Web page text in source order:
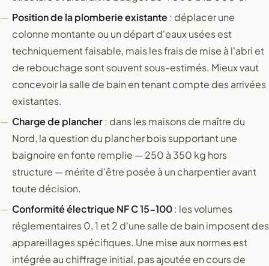
Position de la plomberie existante : déplacer une
colonne montante ou un départ d'eaux usées est
techniquement faisable, mais les frais de mise à l'abri et
de rebouchage sont souvent sous-estimés. Mieux vaut
concevoir la salle de bain en tenant compte des arrivées
existantes.
Charge de plancher: dans les maisons de maître du
Nord, la question du plancher bois supportant une
baignoire en fonte remplie — 250 à 350 kg hors
structure — mérite d'être posée à un charpentier avant
toute décision.
Conformité électrique NF C 15-100: les volumes
réglementaires 0, 1 et 2 d'une salle de bain imposent des
appareillages spécifiques. Une mise aux normes est
intégrée au chiffrage initial, pas ajoutée en cours de